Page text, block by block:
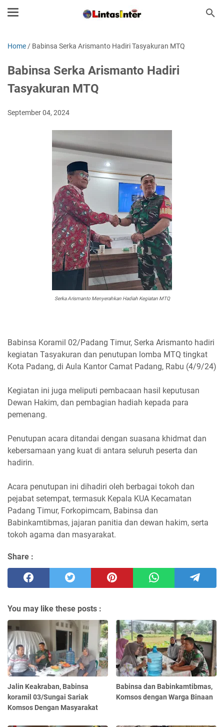
Home / Babinsa Serka Arismanto Hadiri Tasyakuran MTQ
Babinsa Serka Arismanto Hadiri
Tasyakuran MTQ
September 04, 2024
Serka Arismanto Menyerahkan Hadiah Kegiatan MTQ
Babinsa Koramil 02/Padang Timur, Serka Arismanto hadiri
kegiatan Tasyakuran dan penutupan lomba MTQ tingkat
Kota Padang, di Aula Kantor Camat Padang, Rabu (4/9/24)
Kegiatan ini juga meliputi pembacaan hasil keputusan
Dewan Hakim, dan pembagian hadiah kepada para
pemenang.
Penutupan acara ditandai dengan suasana khidmat dan
kebersamaan yang kuat di antara seluruh peserta dan
hadirin.
Acara penutupan ini dihadiri oleh berbagai tokoh dan
pejabat setempat, termasuk Kepala KUA Kecamatan
Padang Timur, Forkopimcam, Babinsa dan
Babinkamtibmas, jajaran panitia dan dewan hakim, serta
tokoh agama dan masyarakat.
Share :
You may like these posts :
Jalin Keakraban, Babinsa
koramil 03/Sungai Sariak
Komsos Dengan Masyarakat
Babinsa dan Babinkamtibmas,
Komsos dengan Warga Binaan